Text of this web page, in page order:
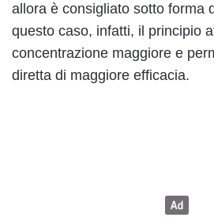
allora è consigliato sotto forma
questo caso, infatti, il principio
concentrazione maggiore e
diretta di maggiore efficacia.